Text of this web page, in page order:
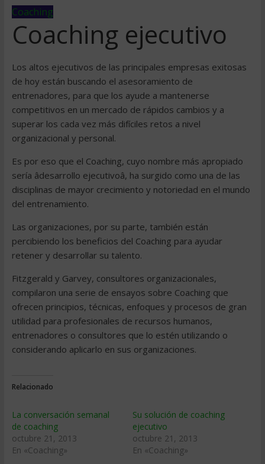
Coaching
Coaching ejecutivo
Los altos ejecutivos de las principales empresas exitosas
de hoy están buscando el asesoramiento de
entrenadores, para que los ayude a mantenerse
competitivos en un mercado de rápidos cambios y a
superar los cada vez más difíciles retos a nivel
organizacional y personal.
Es por eso que el Coaching, cuyo nombre más apropiado
sería âdesarrollo ejecutivoâ, ha surgido como una de las
disciplinas de mayor crecimiento y notoriedad en el mundo
del entrenamiento.
Las organizaciones, por su parte, también están
percibiendo los beneficios del Coaching para ayudar
retener y desarrollar su talento.
Fitzgerald y Garvey, consultores organizacionales,
compilaron una serie de ensayos sobre Coaching que
ofrecen principios, técnicas, enfoques y procesos de gran
utilidad para profesionales de recursos humanos,
entrenadores o consultores que lo estén utilizando o
considerando aplicarlo en sus organizaciones.
Relacionado
La conversación semanal
de coaching
octubre 21, 2013
En «Coaching»
Su solución de coaching
ejecutivo
octubre 21, 2013
En «Coaching»